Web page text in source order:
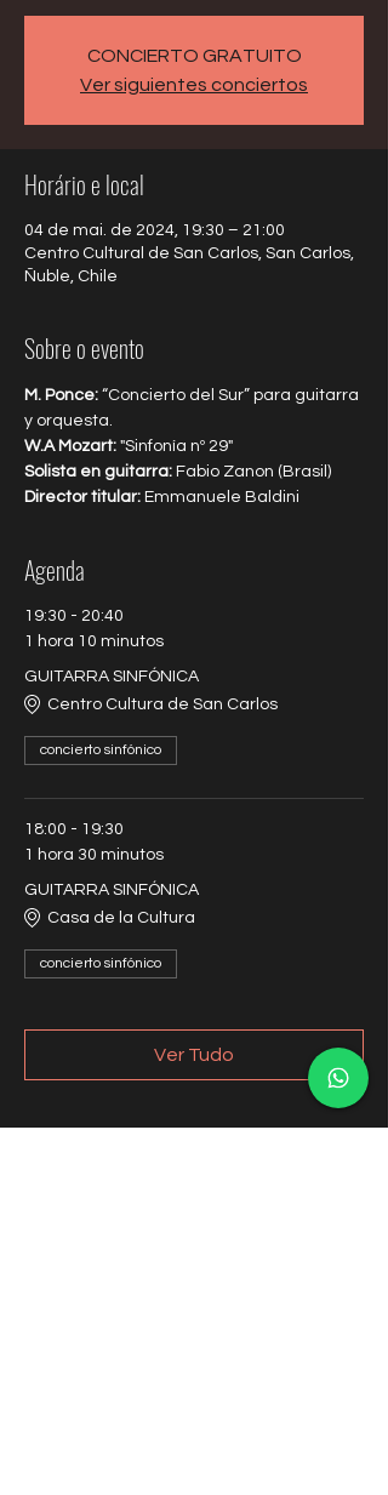
CONCIERTO GRATUITO
Ver siguientes conciertos
Horário e local
04 de mai. de 2024, 19:30 – 21:00
Centro Cultural de San Carlos, San Carlos,
Ñuble, Chile
Sobre o evento
M. Ponce: “Concierto del Sur” para guitarra
y orquesta.
W.A Mozart: "Sinfonía nº 29"
Solista en guitarra: Fabio Zanon (Brasil)
Director titular: Emmanuele Baldini
Agenda
19:30 - 20:40
1 hora 10 minutos
GUITARRA SINFÓNICA
Centro Cultura de San Carlos
concierto sinfónico
18:00 - 19:30
1 hora 30 minutos
GUITARRA SINFÓNICA
Casa de la Cultura
concierto sinfónico
Ver Tudo